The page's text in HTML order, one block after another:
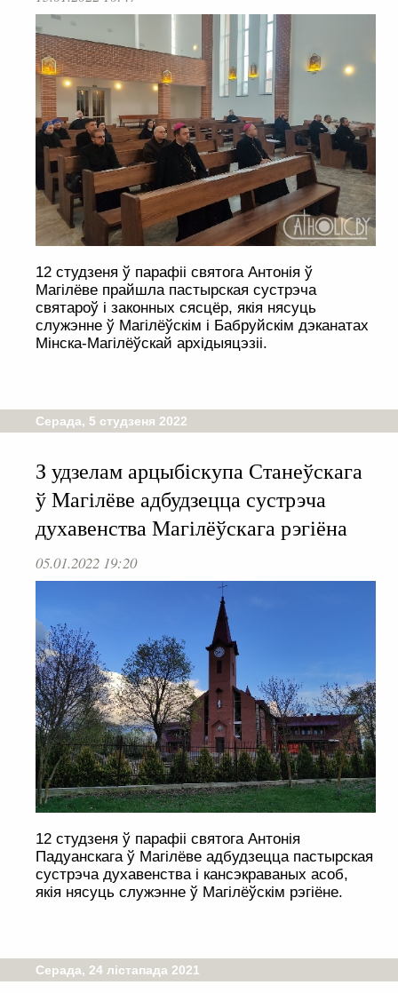
12 студзеня ў парафіі святога Антонія ў
Магілёве прайшла пастырская сустрэча
святароў і законных сясцёр, якія нясуць
служэнне ў Магілёўскім і Бабруйскім дэканатах
Мінска-Магілёўскай архідыяцэзіі.
Серада, 5 студзеня 2022
З удзелам арцыбіскупа Станеўскага
ў Магілёве адбудзецца сустрэча
духавенства Магілёўскага рэгіёна
05.01.2022 19:20
12 студзеня ў парафіі святога Антонія
Падуанскага ў Магілёве адбудзецца пастырская
сустрэча духавенства і кансэкраваных асоб,
якія нясуць служэнне ў Магілёўскім рэгіёне.
Серада, 24 лістапада 2021